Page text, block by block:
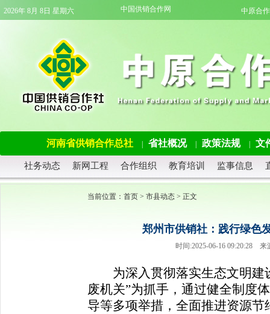
2026年 8月 8日 星期六 中国供销合作网 中原合
河南省供销合作总社 省社概况 政策法规 文
社务动态 新网工程 合作组织 教育培训 监事信息
当前位置： 首页 > 市县动态 > 正文
郑州市供销社：践行绿色
时间:2025-06-16 09:20:28
为深入贯彻落实生态文明建
废机关”为抓手，通过健全制度
导等多项举措，全面推进资源